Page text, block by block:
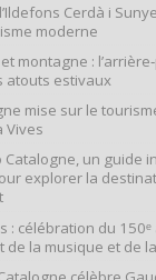
Cerdà i
moderne
montagne :
atouts estivaux
mise sur le
Vives
Catalogne, un guide
explorer la
: célébration du
de la musique et de